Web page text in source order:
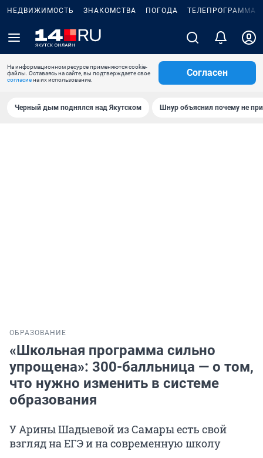
НЕДВИЖИМОСТЬ ЗНАКОМСТВА ПОГОДА ТЕЛЕПРОГРАММА
На информационном ресурсе применяются cookie-
файлы. Оставаясь на сайте, вы подтверждаете свое
согласиена их использование.
Согласен
Черный дым поднялся над Якутском Шнур объяснил почему не
ОБРАЗОВАНИЕ
«Школьная программа сильно
упрощена»: 300-балльница — о том,
что нужно изменить в системе
образования
У Арины Шадыевой из Самары есть свой
взгляд на ЕГЭ и на современную школу